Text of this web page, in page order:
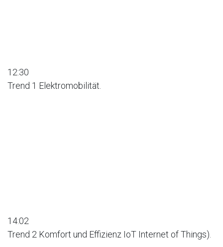
12:30
Trend 1 Elektromobilität.
14:02
Trend 2 Komfort und Effizienz IoT Internet of Things).